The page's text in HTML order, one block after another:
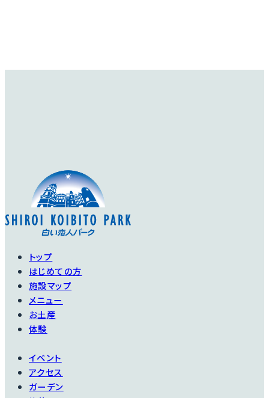
トップ
はじめての方
施設マップ
メニュー
お土産
体験
イベント
アクセス
ガーデン